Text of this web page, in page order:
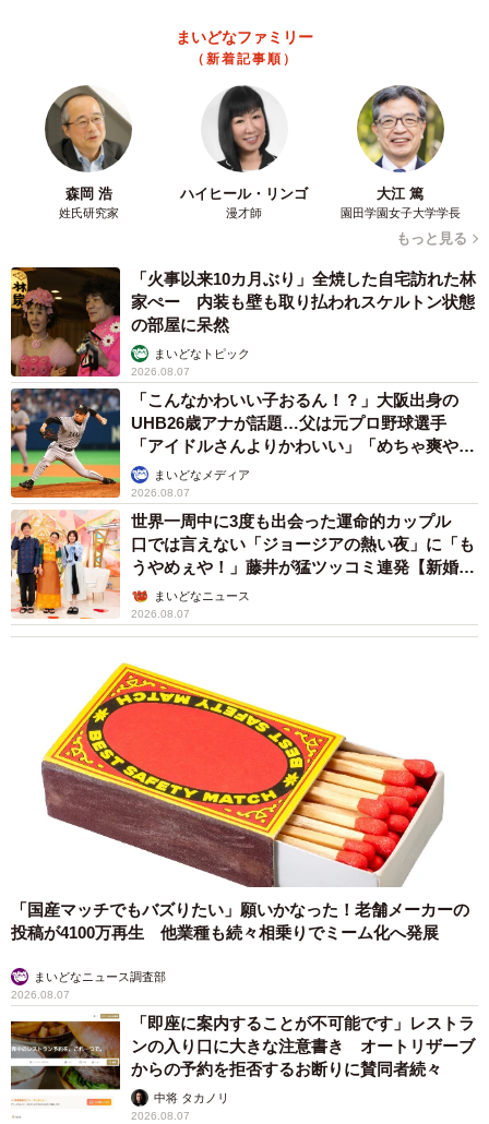
まいどなファミリー
（新着記事順）
森岡 浩
姓氏研究家
ハイヒール・リンゴ
漫才師
大江 篤
園田学園女子大学学長
もっと見る
「火事以来10カ月ぶり」全焼した自宅訪れた林
家ぺー 内装も壁も取り払われスケルトン状態
の部屋に呆然
まいどなトピック
2026.08.07
「こんなかわいい子おるん！？」大阪出身の
UHB26歳アナが話題…父は元プロ野球選手
「アイドルさんよりかわいい」「めちゃ爽や
か」まいどなメディア
2026.08.07
世界一周中に3度も出会った運命的カップル
口では言えない「ジョージアの熱い夜」に「も
うやめぇや！」藤井が猛ツッコミ連発【新婚さ
ん】まいどなニュース
2026.08.07
「国産マッチでもバズりたい」願いかなった！老舗メーカーの
投稿が4100万再生 他業種も続々相乗りでミーム化へ発展
まいどなニュース調査部
2026.08.07
「即座に案内することが不可能です」レストラ
ンの入り口に大きな注意書き オートリザーブ
からの予約を拒否するお断りに賛同者続々
中将 タカノリ
2026.08.07